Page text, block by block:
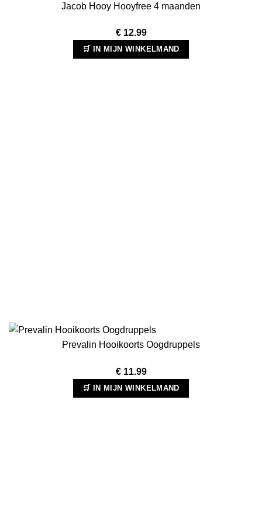
Jacob Hooy Hooyfree 4 maanden
€12.99
🛒 IN MIJN WINKELMAND
Prevalin Hooikoorts Oogdruppels
€11.99
🛒 IN MIJN WINKELMAND